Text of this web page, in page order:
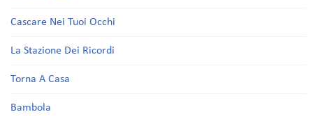
Cascare Nei Tuoi Occhi
La Stazione Dei Ricordi
Torna A Casa
Bambola